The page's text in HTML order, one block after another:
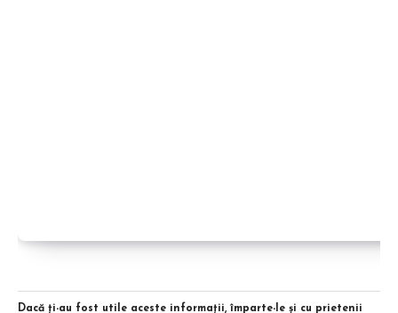
Dacă ţi-au fost utile aceste informaţii, împarte-le şi cu prietenii